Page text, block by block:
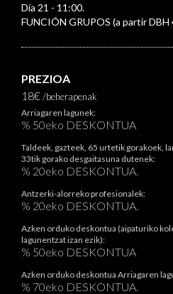
Día 21 - 11:00.
FUNCIÓN GRUPOS (a partir
PREZIOA
18€/beherapenak
Arriagaren lagunek:
% 50eko DESKONTUA
Taldeek, gazteek, 65 urtetik gorakoek,
33tik gorako desgaitasuna dutenek:
% 20eko DESKONTUA.
Antzerki-alorreko profesionalek:
% 20eko DESKONTUA.
Azken orduko deskontua (aipaturiko
lagunentzat izan ezik):
% 50eko DESKONTUA
Azken orduko deskontua Arriagaren
% 70eko DESKONTUA.